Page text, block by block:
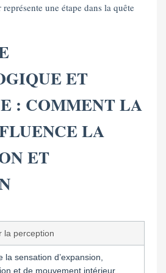
une étape dans la quête
ET
: COMMENT LA
LA
ET
la perception
la sensation d’expansion,
et de mouvement intérieur